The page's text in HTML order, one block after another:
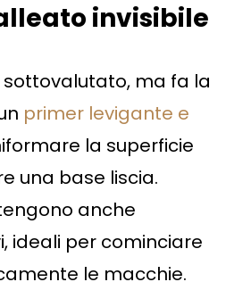
invisibile
sottovalutato, ma fa la
primer levigante e
la superficie
una base liscia.
anche
ideali per cominciare
le macchie.